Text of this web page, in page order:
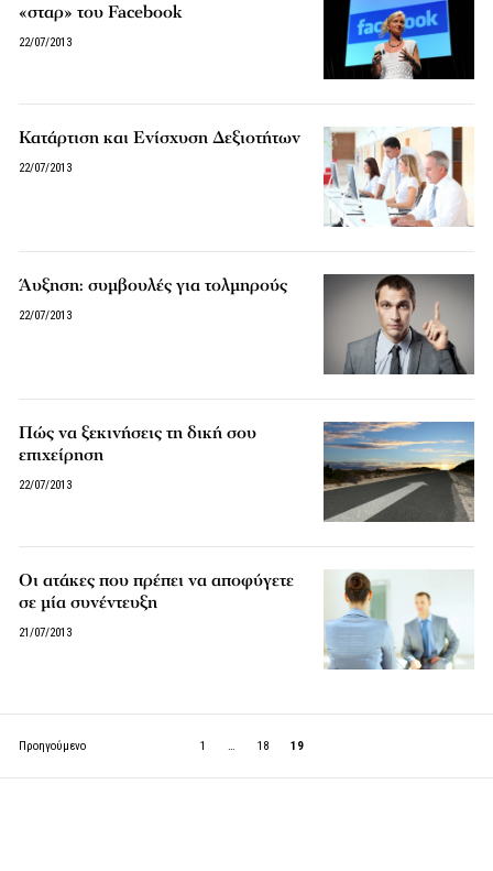
«σταρ» του Facebook
22/07/2013
Κατάρτιση και Ενίσχυση Δεξιοτήτων
22/07/2013
Άυξηση: συμβουλές για τολμηρούς
22/07/2013
Πώς να ξεκινήσεις τη δική σου
επιχείρηση
22/07/2013
Οι ατάκες που πρέπει να αποφύγετε
σε μία συνέντευξη
21/07/2013
Προηγούμενο 1 … 18 19